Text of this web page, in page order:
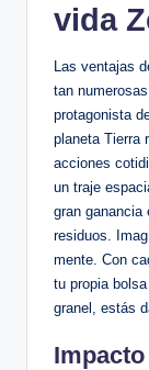
vida
Las ventajas
tan
protagonista
planeta Tierra
acciones
un traje
gran
residuos.
mente. Con
tu propia
granel, estás